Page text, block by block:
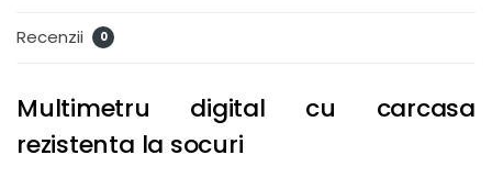
Recenzii 0
Multimetru digital cu carcasa
rezistenta la socuri